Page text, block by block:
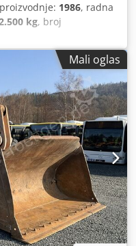
1986, radna
kg, broj
aksijalni protok
IH model: 1660
h Širina sekcije: 5.00 m
slamu, rasipač slame
Mali oglas